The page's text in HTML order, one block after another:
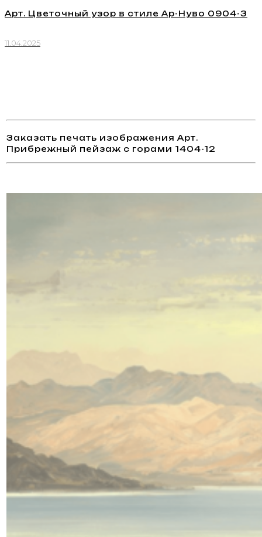
Арт. Цветочный узор в стиле Ар-Нуво 0904-3
11.04.2025
Заказать печать изображения Арт.
Прибрежный пейзаж с горами 1404-12